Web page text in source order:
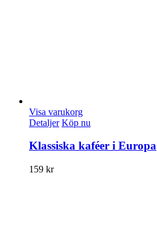
Visa varukorg
Detaljer Köp nu
Klassiska kaféer i Europa
159 kr